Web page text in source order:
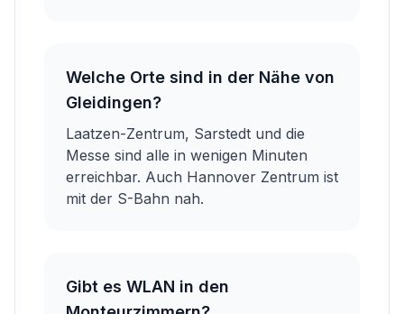
Welche Orte sind in der Nähe von
Gleidingen?
Laatzen-Zentrum, Sarstedt und die
Messe sind alle in wenigen Minuten
erreichbar. Auch Hannover Zentrum ist
mit der S-Bahn nah.
Gibt es WLAN in den